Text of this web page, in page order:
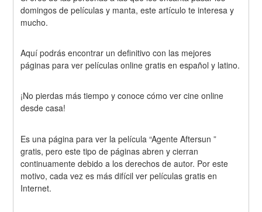
domingos de películas y manta, este artículo te interesa y
mucho.
Aquí podrás encontrar un definitivo con las mejores
páginas para ver películas online gratis en español y latino.
¡No pierdas más tiempo y conoce cómo ver cine online
desde casa!
Es una página para ver la película “Agente Aftersun ”
gratis, pero este tipo de páginas abren y cierran
continuamente debido a los derechos de autor. Por este
motivo, cada vez es más difícil ver películas gratis en
Internet.